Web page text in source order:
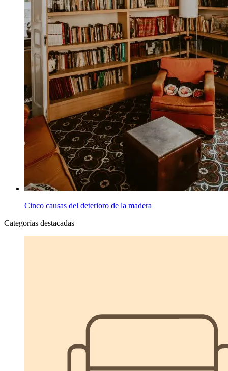
Cinco causas del deterioro de la madera
Categorías destacadas